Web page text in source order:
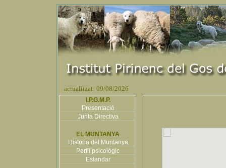
actualitzat: 09/08/2026
I.P.G.M.P.
Presentació
Junta Directiva
EL MUNTANYA
Historia del Muntanya
Perfil psicològic
Estandar